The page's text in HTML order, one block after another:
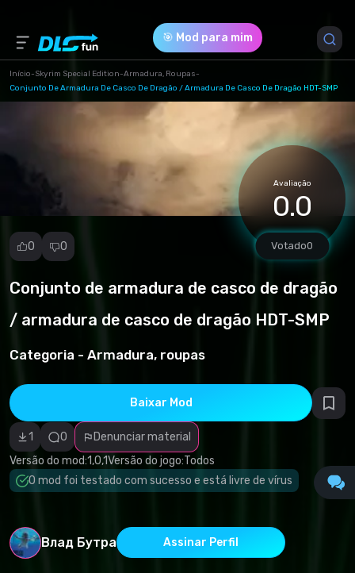
🎯 Mod para mim
Início-Skyrim Special Edition-Armadura, Roupas-
Conjunto De Armadura De Casco De Dragão / Armadura De Casco De Dragão HDT-SMP
Avaliação
0.0
Votado0
0 0
Conjunto de armadura de casco de dragão
/ armadura de casco de dragão HDT-SMP
Categoria - Armadura, roupas
Baixar Mod
1 0
Denunciar material
Versão do mod:1,0,1Versão do jogo:Todos
O mod foi testado com sucesso e está livre de vírus
Влад Бутра Assinar Perfil
Denunciar
Violação de
direitos
Categoria
malicioso/vírus
Conteúdo não
funcional
Descrição
imprecisa
0 (c90467c58536c372afc9a9d79d20dc92.rar)
Download (185.32 Mb)